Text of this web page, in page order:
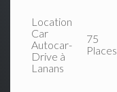
Location
Car
Autocar-
Drive à
Lanans
75
Places